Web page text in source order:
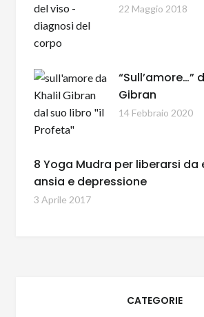
22 Maggio 2018
“Sull’amore…”
Gibran
14 Febbraio 2020
8 Yoga Mudra per liberarsi da
ansia e depressione
3 Aprile 2017
CATEGORIE